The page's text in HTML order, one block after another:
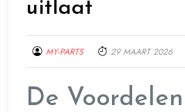
uitlaat
MY-PARTS 29 MAART 2026
De